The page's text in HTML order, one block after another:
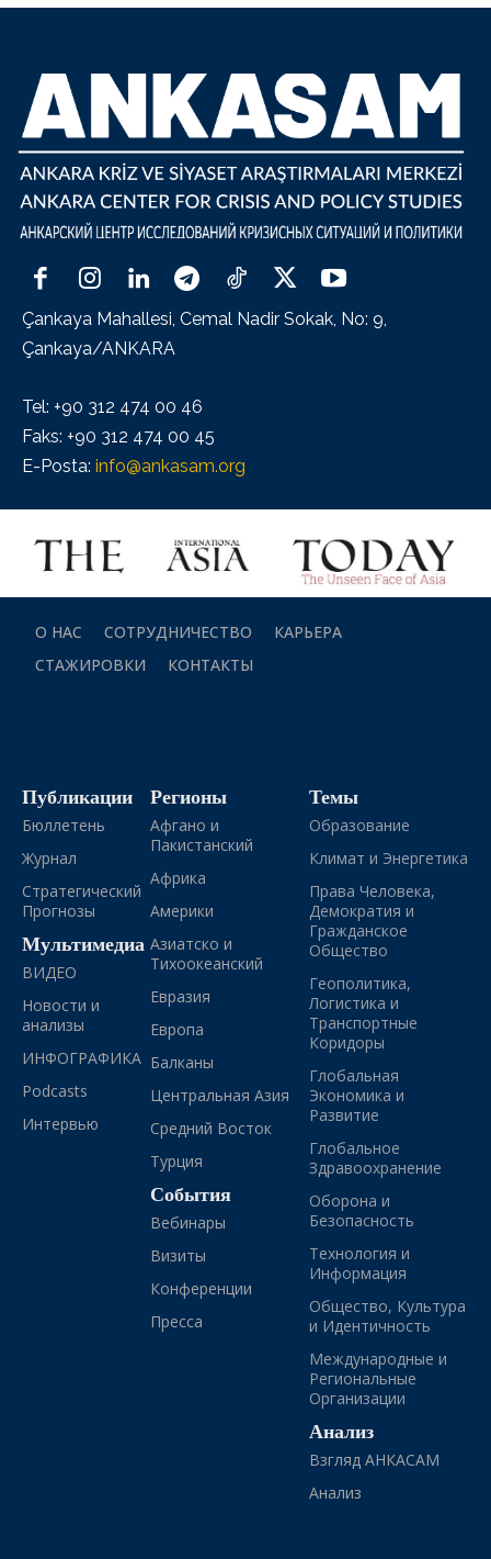
Çankaya Mahallesi, Cemal Nadir Sokak, No: 9,
Çankaya/ANKARA
Tel: +90 312 474 00 46
Faks: +90 312 474 00 45
E-Posta: info@ankasam.org
О НАС СОТРУДНИЧЕСТВО
КАРЬЕРА
СТАЖИРОВКИ
КОНТАКТЫ
Публикации
Бюллетень
Журнал
Стратегический
Прогнозы
Мультимедиа
ВИДЕО
Новости и
анализы
ИНФОГРАФИКА
Podcasts
Интервью
Регионы
Афгано и
Пакистанский
Африка
Америки
Азиатско и
Тихоокеанский
Евразия
Европа
Балканы
Центральная Азия
Средний Восток
Турция
События
Вебинары
Визиты
Конференции
Пресса
Темы
Образование
Климат и Энергетика
Права Человека,
Демократия и
Гражданское
Общество
Геополитика,
Логистика и
Транспортные
Коридоры
Глобальная
Экономика и
Развитие
Глобальное
Здравоохранение
Оборона и
Безопасность
Технология и
Информация
Общество, Культура
и Идентичность
Международные и
Региональные
Организации
Анализ
Взгляд АНКАСАМ
Анализ